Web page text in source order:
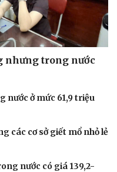
nhưng trong nước
nước ở mức 61,9 triệu
các cơ sở giết mổ nhỏ lẻ
nước có giá 139,2-